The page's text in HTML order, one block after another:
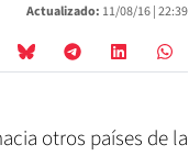
Actualizado: 11/08/16 |22:39
otros países de la